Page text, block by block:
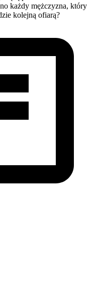
każdy mężczyzna, który
kolejną ofiarą?